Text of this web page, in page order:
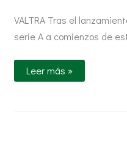
VALTRA Tras el
serie A a comienzos de
Leer más »